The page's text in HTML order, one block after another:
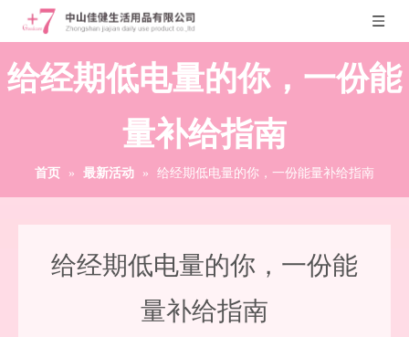
给经期低电量的你，一份能
量补给指南
首页 » 最新活动 » 给经期低电量的你，一份能量补给指南
给经期低电量的你，一份能
量补给指南